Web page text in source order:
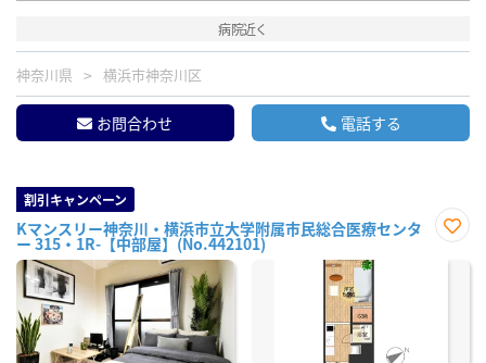
病院近く
神奈川県 横浜市神奈川区
お問合わせ 電話する
割引キャンペーン
Kマンスリー神奈川・横浜市立大学附属市民総合医療センタ
ー 315・1R-【中部屋】(No.442101)
に入